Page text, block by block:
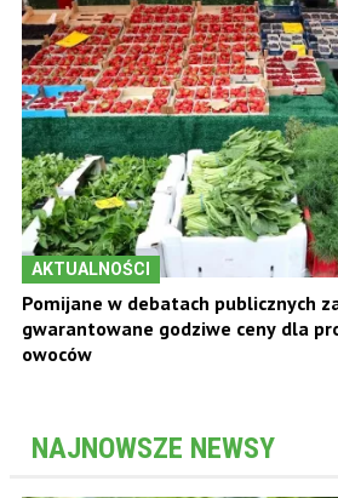
AKTUALNOŚCI
Pomijane w debatach publicznych
gwarantowane godziwe ceny dla
owoców
NAJNOWSZE NEWSY